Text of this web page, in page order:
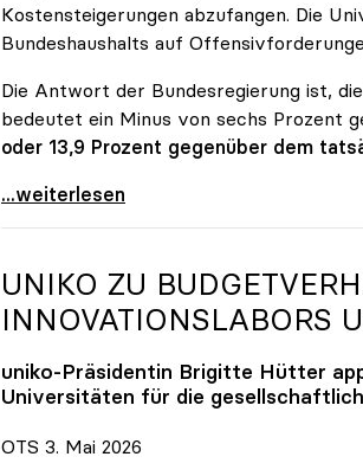
Kostensteigerungen abzufangen. Die
Bundeshaushalts auf
Die Antwort der Bundesregierung ist,
bedeutet ein Minus von sechs Prozent
oder 13,9 Prozent gegenüber dem
\"Österreich ist für die heimischen
...weiterlesen
UNIKO ZU
INNOVATIONSLABORS
uniko-Präsidentin Brigitte Hütter
Universitäten für die
OTS 3. Mai 2026